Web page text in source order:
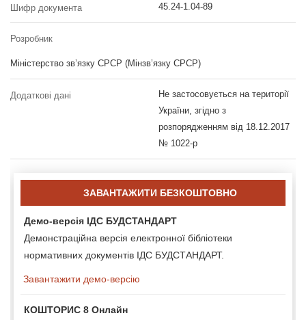
Шифр документа 45.24-1.04-89
Розробник
Міністерство зв’язку СРСР (Мінзв’язку СРСР)
Додаткові дані
Не застосовується на території
України, згідно з
розпорядженням від 18.12.2017
№ 1022-р
ЗАВАНТАЖИТИ БЕЗКОШТОВНО
Демо-версія ІДС БУДСТАНДАРТ
Демонстраційна версія електронної бібліотеки
нормативних документів ІДС БУДСТАНДАРТ.
Завантажити демо-версію
КОШТОРИС 8 Онлайн